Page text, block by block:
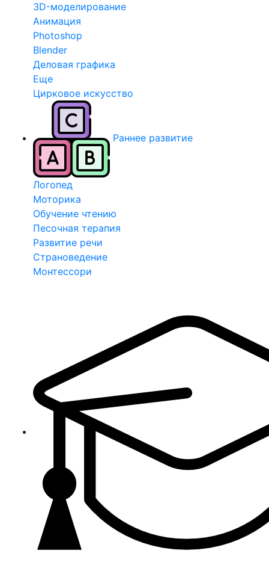
3D-моделирование
Анимация
Photoshop
Blender
Деловая графика
Еще
Цирковое искусство
Раннее развитие
Логопед
Моторика
Обучение чтению
Песочная терапия
Развитие речи
Страноведение
Монтессори